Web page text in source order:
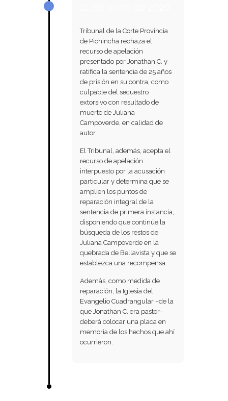
Tribunal de la Corte Provincia
de Pichincha rechaza el
recurso de apelación
presentado por Jonathan C. y
ratifica la sentencia de 25 años
de prisión en su contra, como
culpable del secuestro
extorsivo con resultado de
muerte de Juliana
Campoverde, en calidad de
autor.
El Tribunal, además, acepta el
recurso de apelación
interpuesto por la acusación
particular y determina que se
amplíen los puntos de
reparación integral de la
sentencia de primera instancia,
disponiendo que continúe la
búsqueda de los restos de
Juliana Campoverde en la
quebrada de Bellavista y que se
establezca una recompensa.
Además, como medida de
reparación, la Iglesia del
Evangelio Cuadrangular –de la
que Jonathan C. era pastor–
deberá colocar una placa en
memoria de los hechos que ahí
ocurrieron.